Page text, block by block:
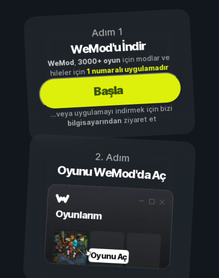
Adım 1
WeMod'u İndir
WeMod,3000+ oyuniçin modlar ve
hileler için1 numaralı uygulamadır
Başla
...veya uygulamayı indirmek için bizi
bilgisayarından ziyaret et
2. Adım
Oyunu WeMod'da Aç
Oyunlarım
Oyunu Aç